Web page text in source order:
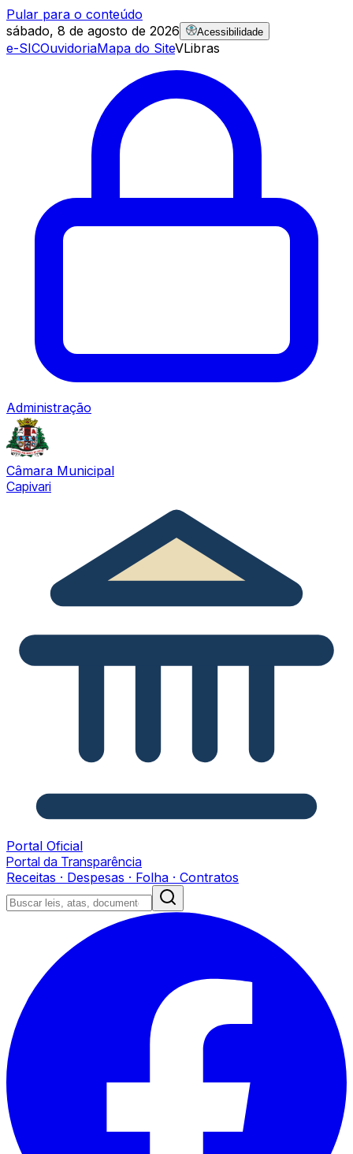
Pular para o conteúdo
sábado, 8 de agosto de 2026
Acessibilidade
e-SICOuvidoriaMapa do SiteVLibras
Administração
Câmara Municipal
Capivari
Portal Oficial
Portal da Transparência
Receitas · Despesas · Folha · Contratos